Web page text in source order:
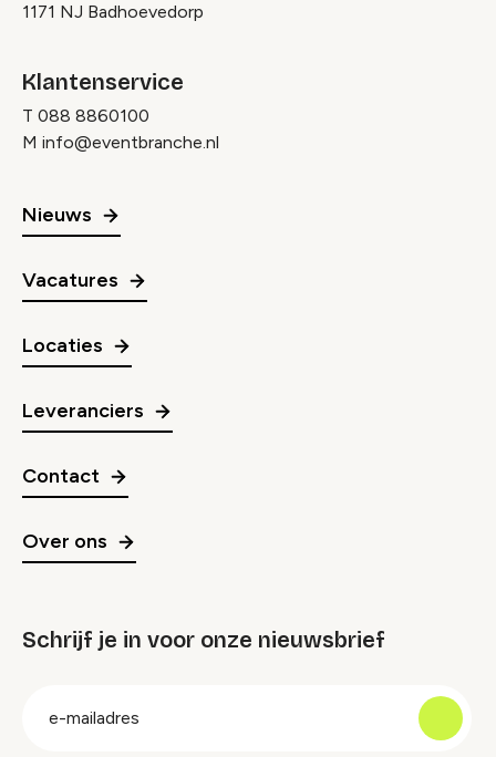
1171 NJ Badhoevedorp
Klantenservice
T 088 8860100
M info@eventbranche.nl
Nieuws
Vacatures
Locaties
Leveranciers
Contact
Over ons
Schrijf je in voor onze nieuwsbrief